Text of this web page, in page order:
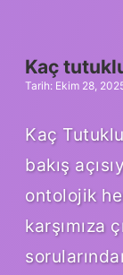
Kaç
Tarih: Ekim 28,
Kaç
bakış
ontolojik
karşımıza